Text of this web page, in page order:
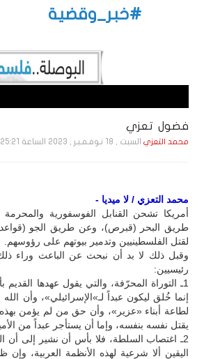
#خبر_وقضية
فضول تعزي
محمد التعزي السبت , 18 نـوفـمـبـر , 2023 الساعة 6:25:21 PM
محمد التعزي / لا ميديا -
أمريكا تشحن القنابل الفوسفورية والمحرمة
طريق البحر (قبرص)، وعن طريق الجو (قواعد
لقتل الفلسطينيين وتدمير بيوتهم على رؤوسهم.
وقبل ذلك لا بد أن نبحث عن الباعث وراء
رئيسيين:
1ـ التوراة المحرّفة، والتي يقول عهدها
إنما خُلق ليكون عبداً لـ»الإسرائيلي»، وأن
لطاعة أبناء «عزير»، وأن حق من لم يؤمن بهذه
يقتل نفسه بنفسه، وإما أن يستأجر عبداً من
2ـ اغتصاب السلطة، فلا بأس أن نشير إلى أن
اليقين ألا شرعية لهذه الأنظمة العربية، وإن